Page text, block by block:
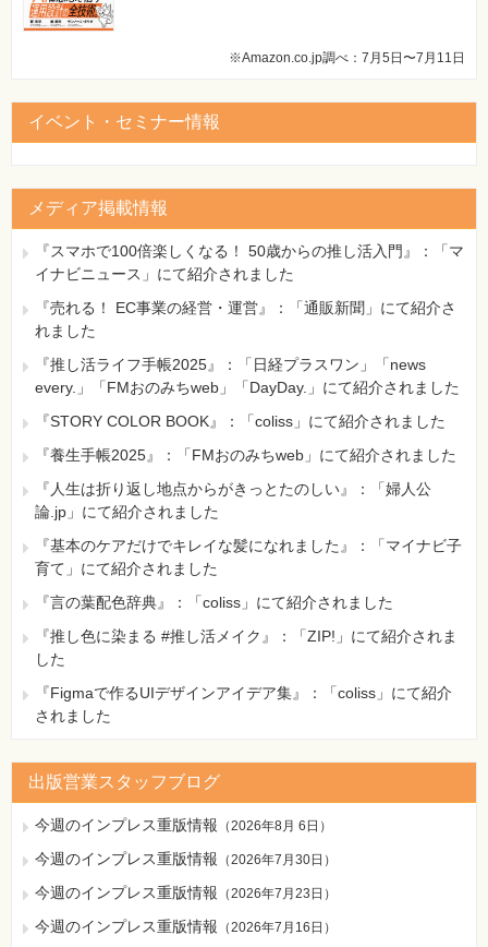
※Amazon.co.jp調べ：7月5日〜7月11日
イベント・セミナー情報
メディア掲載情報
『スマホで100倍楽しくなる！ 50歳からの推し活入門』：「マ
イナビニュース」にて紹介されました
『売れる！ EC事業の経営・運営』：「通販新聞」にて紹介さ
れました
『推し活ライフ手帳2025』：「日経プラスワン」「news
every.」「FMおのみちweb」「DayDay.」にて紹介されました
『STORY COLOR BOOK』：「coliss」にて紹介されました
『養生手帳2025』：「FMおのみちweb」にて紹介されました
『人生は折り返し地点からがきっとたのしい』：「婦人公
論.jp」にて紹介されました
『基本のケアだけでキレイな髪になれました』：「マイナビ子
育て」にて紹介されました
『言の葉配色辞典』：「coliss」にて紹介されました
『推し色に染まる #推し活メイク』：「ZIP!」にて紹介されま
した
『Figmaで作るUIデザインアイデア集』：「coliss」にて紹介
されました
出版営業スタッフブログ
今週のインプレス重版情報 （2026年8月 6日 ）
今週のインプレス重版情報 （2026年7月30日 ）
今週のインプレス重版情報 （2026年7月23日 ）
今週のインプレス重版情報 （2026年7月16日 ）